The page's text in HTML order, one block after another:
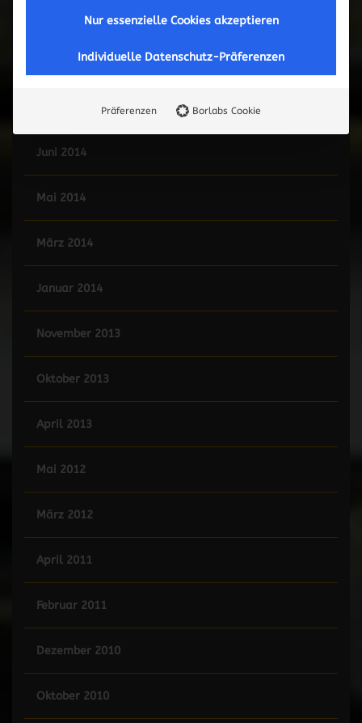
Mai 2015
Februar 2015
Januar 2015
Juni 2014
Mai 2014
März 2014
Januar 2014
November 2013
Oktober 2013
April 2013
Mai 2012
März 2012
April 2011
Februar 2011
Dezember 2010
Oktober 2010
Nur essenzielle Cookies akzeptieren
Individuelle Datenschutz-Präferenzen
Präferenzen Borlabs Cookie